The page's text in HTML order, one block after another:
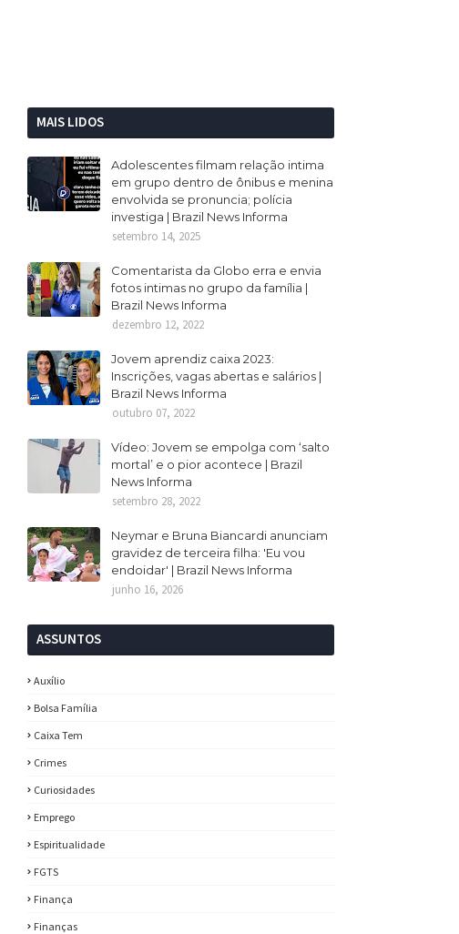
MAIS LIDOS
Adolescentes filmam relação intima
em grupo dentro de ônibus e menina
envolvida se pronuncia; polícia
investiga | Brazil News Informa
setembro 14, 2025
Comentarista da Globo erra e envia
fotos intimas no grupo da família |
Brazil News Informa
dezembro 12, 2022
Jovem aprendiz caixa 2023:
Inscrições, vagas abertas e salários |
Brazil News Informa
outubro 07, 2022
Vídeo: Jovem se empolga com ‘salto
mortal’ e o pior acontece | Brazil
News Informa
setembro 28, 2022
Neymar e Bruna Biancardi anunciam
gravidez de terceira filha: 'Eu vou
endoidar' | Brazil News Informa
junho 16, 2026
ASSUNTOS
Auxílio
Bolsa Família
Caixa Tem
Crimes
Curiosidades
Emprego
Espiritualidade
FGTS
Finança
Finanças